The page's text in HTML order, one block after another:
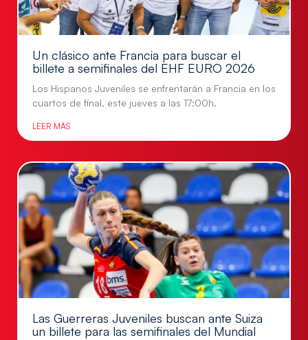
Un clásico ante Francia para buscar el
billete a semifinales del EHF EURO 2026
Los Hispanos Juveniles se enfrentarán a Francia en los
cuartos de final, este jueves a las 17:00h.
LEER MÁS
Las Guerreras Juveniles buscan ante Suiza
un billete para las semifinales del Mundial